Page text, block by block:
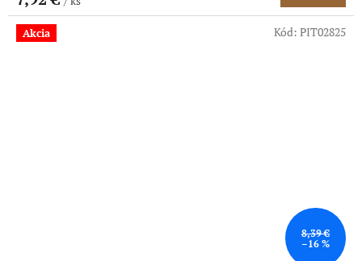
Akcia
8,39 €
–16 %
Kód: PIT02825